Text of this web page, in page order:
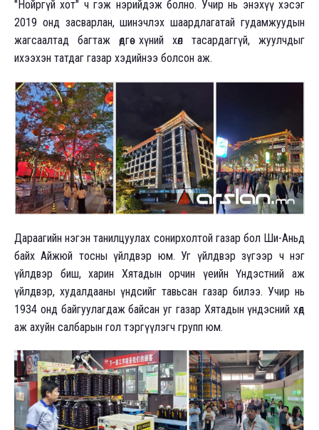
"Нойргүй хот" ч гэж нэрийдэж болно. Учир нь энэхүү хэсэг
2019 онд засварлан, шинэчлэх шаардлагатай гудамжуудын
жагсаалтад багтаж өдгөө хүний хөл тасардаггүй, жуулчдыг
ихээхэн татдаг газар хэдийнээ болсон аж.
Дараагийн нэгэн танилцуулах сонирхолтой газар бол Ши-Аньд
байх Айжюй тосны үйлдвэр юм. Уг үйлдвэр зүгээр ч нэг
үйлдвэр биш, харин Хятадын орчин үеийн Үндэстний аж
үйлдвэр, худалдааны үндсийг тавьсан газар билээ. Учир нь
1934 онд байгуулагдаж байсан уг газар Хятадын үндэсний хөдөө
аж ахуйн салбарын гол тэргүүлэгч групп юм.